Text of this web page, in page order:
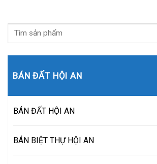
BÁN ĐẤT HỘI AN
BÁN ĐẤT HỘI AN
BÁN BIỆT THỰ HỘI AN